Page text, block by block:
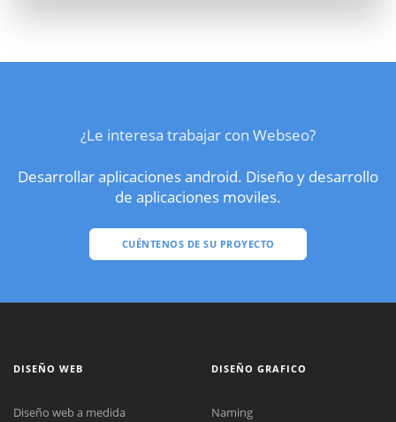
¿Le interesa trabajar con Webseo?
Desarrollar aplicaciones android. Diseño y desarrollo
de aplicaciones moviles.
CUÉNTENOS DE SU PROYECTO
DISEÑO WEB
Diseño web a medida
DISEÑO GRAFICO
Naming